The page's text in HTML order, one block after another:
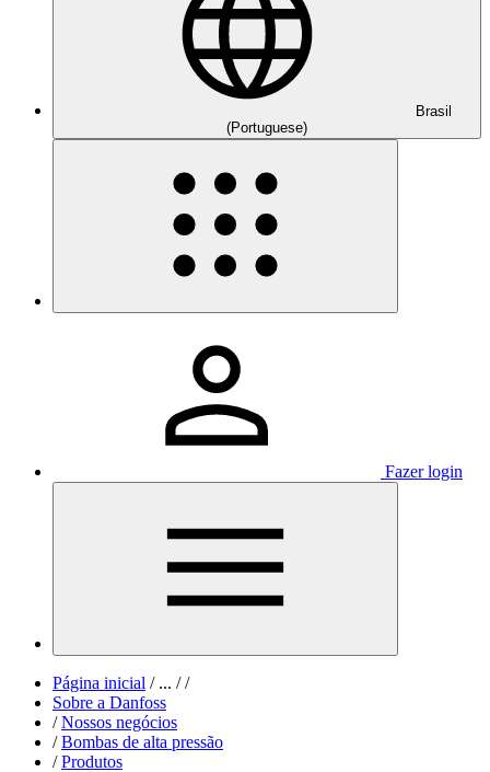
Brasil
(Portuguese)
Fazer login
Página inicial /... / /
Sobre a Danfoss
/ Nossos negócios
/ Bombas de alta pressão
/ Produtos